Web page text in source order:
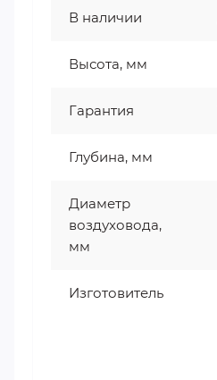
В наличии
Высота, мм
Гарантия
Глубина, мм
Диаметр
воздуховода,
мм
Изготовитель